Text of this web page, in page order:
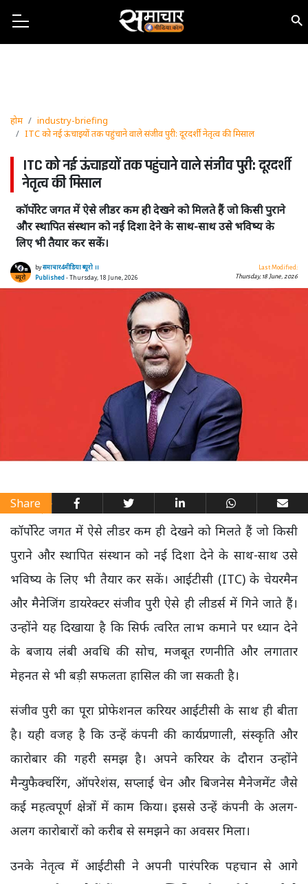
होम
industry-briefing
ITC को नई ऊंचाइयों तक पहुंचाने वाले संजीव पुरी: दूरदर्शी नेतृत्व की मिसाल
ITC को नई ऊंचाइयों तक पहुंचाने वाले संजीव पुरी: दूरदर्शी
नेतृत्व की मिसाल
कॉर्पोरेट जगत में ऐसे लीडर कम ही देखने को मिलते हैं जो किसी पुराने
और स्थापित संस्थान को नई दिशा देने के साथ-साथ उसे भविष्य के
लिए भी तैयार कर सकें।
byसमाचार4मीडिया ब्यूरो ।।
Published- Thursday, 18 June, 2026
Last Modified:
Thursday, 18 June, 2026
Share
कॉर्पोरेट जगत में ऐसे लीडर कम ही देखने को मिलते हैं जो किसी
पुराने और स्थापित संस्थान को नई दिशा देने के साथ-साथ उसे
भविष्य के लिए भी तैयार कर सकें। आईटीसी (ITC) के चेयरमैन
और मैनेजिंग डायरेक्टर संजीव पुरी ऐसे ही लीडर्स में गिने जाते हैं।
उन्होंने यह दिखाया है कि सिर्फ त्वरित लाभ कमाने पर ध्यान देने
के बजाय लंबी अवधि की सोच, मजबूत रणनीति और लगातार
मेहनत से भी बड़ी सफलता हासिल की जा सकती है।
संजीव पुरी का पूरा प्रोफेशनल करियर आईटीसी के साथ ही बीता
है। यही वजह है कि उन्हें कंपनी की कार्यप्रणाली, संस्कृति और
कारोबार की गहरी समझ है। अपने करियर के दौरान उन्होंने
मैन्युफैक्चरिंग, ऑपरेशंस, सप्लाई चेन और बिजनेस मैनेजमेंट जैसे
कई महत्वपूर्ण क्षेत्रों में काम किया। इससे उन्हें कंपनी के अलग-
अलग कारोबारों को करीब से समझने का अवसर मिला।
उनके नेतृत्व में आईटीसी ने अपनी पारंपरिक पहचान से आगे